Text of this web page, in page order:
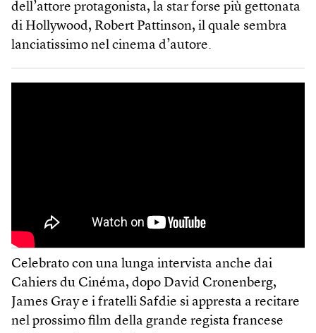
dell’attore protagonista, la star forse più gettonata
di Hollywood, Robert Pattinson, il quale sembra
lanciatissimo nel cinema d’autore.
Celebrato con una lunga intervista anche dai
Cahiers du Cinéma, dopo David Cronenberg,
James Gray e i fratelli Safdie si appresta a recitare
nel prossimo film della grande regista francese